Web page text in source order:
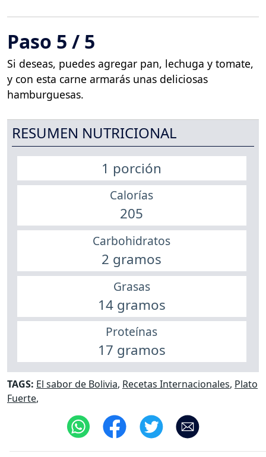
Paso 5 / 5
Si deseas, puedes agregar pan, lechuga y tomate,
y con esta carne armarás unas deliciosas
hamburguesas.
RESUMEN NUTRICIONAL
1 porción
Calorías
205
Carbohidratos
2 gramos
Grasas
14 gramos
Proteínas
17 gramos
TAGS: El sabor de Bolivia, Recetas Internacionales, Plato
Fuerte,